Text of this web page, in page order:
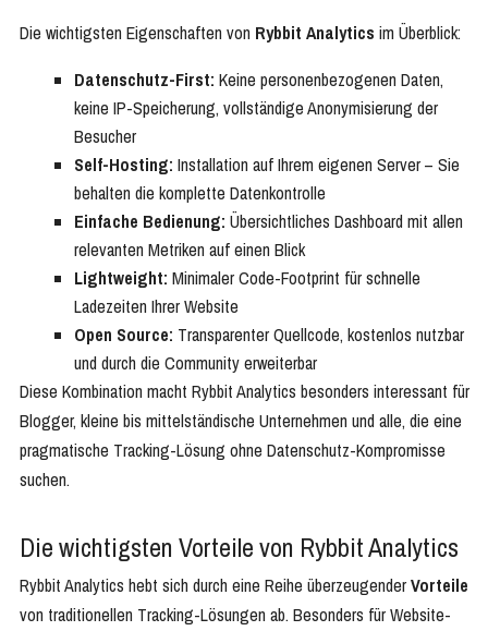
Die wichtigsten Eigenschaften von Rybbit Analytics im Überblick:
Datenschutz-First: Keine personenbezogenen Daten,
keine IP-Speicherung, vollständige Anonymisierung der
Besucher
Self-Hosting: Installation auf Ihrem eigenen Server – Sie
behalten die komplette Datenkontrolle
Einfache Bedienung: Übersichtliches Dashboard mit allen
relevanten Metriken auf einen Blick
Lightweight: Minimaler Code-Footprint für schnelle
Ladezeiten Ihrer Website
Open Source: Transparenter Quellcode, kostenlos nutzbar
und durch die Community erweiterbar
Diese Kombination macht Rybbit Analytics besonders interessant für
Blogger, kleine bis mittelständische Unternehmen und alle, die eine
pragmatische Tracking-Lösung ohne Datenschutz-Kompromisse
suchen.
Die wichtigsten Vorteile von Rybbit Analytics
Rybbit Analytics hebt sich durch eine Reihe überzeugenderVorteile
von traditionellen Tracking-Lösungen ab. Besonders für Website-